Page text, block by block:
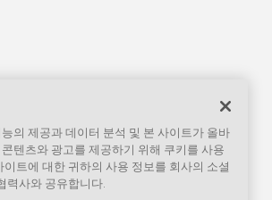
의 제공과 데이터 분석 및 본 사이트가 올바
텐츠와 광고를 제공하기 위해 쿠키를 사용
트에 대한 귀하의 사용 정보를 회사의 소셜
력사와 공유합니다.